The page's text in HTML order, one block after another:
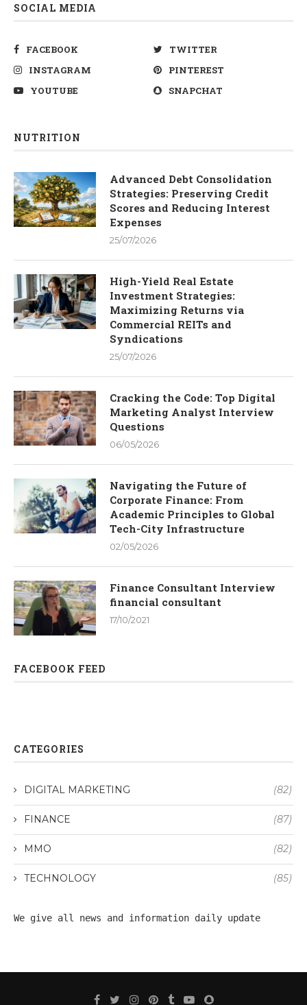
SOCIAL MEDIA
FACEBOOK
TWITTER
INSTAGRAM
PINTEREST
YOUTUBE
SNAPCHAT
NUTRITION
Advanced Debt Consolidation
Strategies: Preserving Credit
Scores and Reducing Interest
Expenses
25/07/2026
High-Yield Real Estate
Investment Strategies:
Maximizing Returns via
Commercial REITs and
Syndications
25/07/2026
Cracking the Code: Top Digital
Marketing Analyst Interview
Questions
06/05/2026
Navigating the Future of
Corporate Finance: From
Academic Principles to Global
Tech-City Infrastructure
02/05/2026
Finance Consultant Interview
financial consultant
17/10/2021
FACEBOOK FEED
CATEGORIES
DIGITAL MARKETING (82)
FINANCE (87)
MMO (82)
TECHNOLOGY (85)
We give all news and information daily update